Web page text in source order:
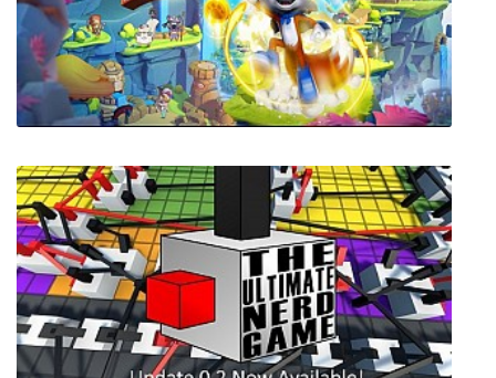
Bounty Train: Trainium Edition
Super Lucky's Tale